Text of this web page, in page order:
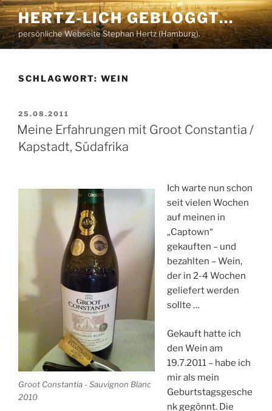
Zum
Inhalt
springen
HERTZ-LICH GEBLOGGT…
persönliche Webseite Stephan Hertz (Hamburg).
SCHLAGWORT: WEIN
VERÖFFENTLICHT
AM
25.08.2011
Meine Erfahrungen mit Groot Constantia /
Kapstadt, Südafrika
Groot Constantia - Sauvignon Blanc
2010
Ich warte nun schon
seit vielen Wochen
auf meinen in
„Captown“
gekauften – und
bezahlten – Wein,
der in 2-4 Wochen
geliefert werden
sollte …
Gekauft hatte ich
den Wein am
19.7.2011 – habe ich
mir als mein
Geburtstagsgesche
nk gegönnt. Die